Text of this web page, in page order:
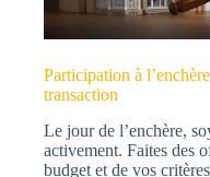
Participation à
transaction
Le jour de l’enchère,
activement. Faites des
budget et de vos